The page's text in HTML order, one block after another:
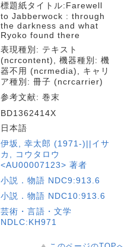
標題紙タイトル:Farewell
to Jabberwock : through
the darkness and what
Ryoko found there
表現種別: テキスト
(ncrcontent), 機器種別: 機
器不用 (ncrmedia), キャリ
ア種別: 冊子 (ncrcarrier)
参考文献: 巻末
BD1362414X
日本語
伊坂, 幸太郎 (1971-)||イサ
カ, コウタロウ
<AU00007123> 著者
小説．物語 NDC9:913.6
小説．物語 NDC10:913.6
芸術・言語・文学
NDLC:KH971